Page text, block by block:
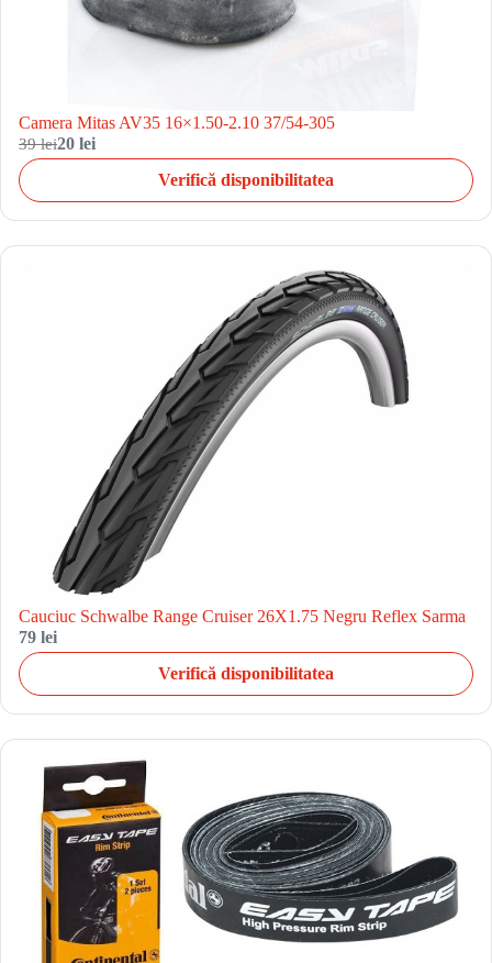
Camera Mitas AV35 16×1.50-2.10 37/54-305
39 lei20 lei
Verifică disponibilitatea
Cauciuc Schwalbe Range Cruiser 26X1.75 Negru Reflex Sarma
79 lei
Verifică disponibilitatea